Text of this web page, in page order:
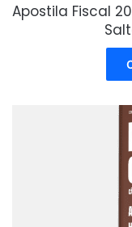
Apostila Fiscal